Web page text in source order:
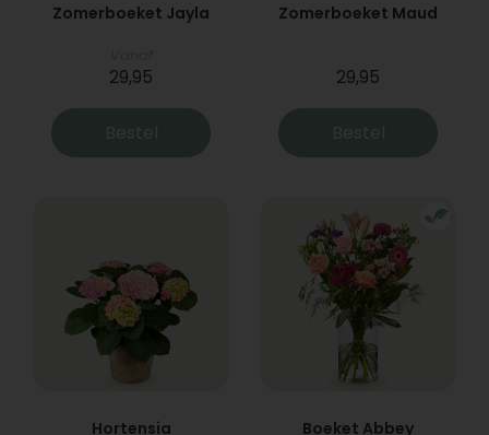
Zomerboeket Jayla
29,95
Bestel
Zomerboeket Maud
29,95
Bestel
Hortensia Boeket Abbey